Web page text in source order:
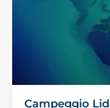
Campeggio